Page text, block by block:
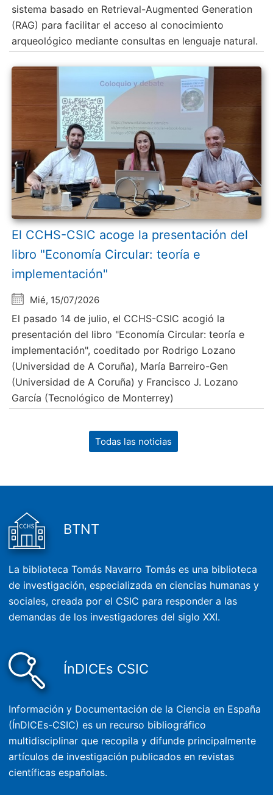
sistema basado en Retrieval-Augmented Generation
(RAG) para facilitar el acceso al conocimiento
arqueológico mediante consultas en lenguaje natural.
El CCHS-CSIC acoge la presentación del
libro "Economía Circular: teoría e
implementación"
Mié, 15/07/2026
El pasado 14 de julio, el CCHS-CSIC acogió la
presentación del libro "Economía Circular: teoría e
implementación", coeditado por Rodrigo Lozano
(Universidad de A Coruña), María Barreiro-Gen
(Universidad de A Coruña) y Francisco J. Lozano
García (Tecnológico de Monterrey)
Todas las noticias
BTNT
La biblioteca Tomás Navarro Tomás es una biblioteca
de investigación, especializada en ciencias humanas y
sociales, creada por el CSIC para responder a las
demandas de los investigadores del siglo XXI.
ÍnDICEs CSIC
Información y Documentación de la Ciencia en España
(ÍnDICEs-CSIC) es un recurso bibliográfico
multidisciplinar que recopila y difunde principalmente
artículos de investigación publicados en revistas
científicas españolas.